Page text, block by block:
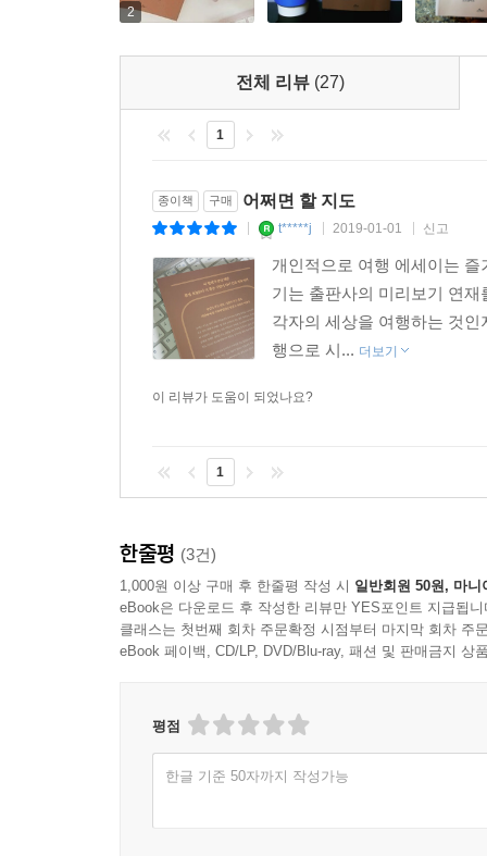
2
전체 리뷰 (27)
1
종이책 구매 어쩌면 할 지도
t*****j 2019-01-01 신고
개인적으로 여행 에세이는
기는 출판사의 미리보기 연
각자의 세상을 여행하는 것
행으로 시... 더보기
이 리뷰가 도움이 되었나요?
1
한줄평 (3건)
1,000원 이상 구매 후 한줄평 작성 시 일반회원 50원, 마니
eBook은 다운로드 후 작성한 리뷰만 YES포인트 지급됩니
클래스는 첫번째 회차 주문확정 시점부터 마지막 회차 주
eBook 페이백, CD/LP, DVD/Blu-ray, 패션 및 판매금지 상
평점
한글 기준 50자까지 작성가능